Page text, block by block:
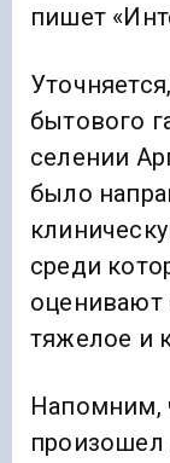
пишет
бытового
селении
было
среди
оценивают
тяжелое и
Напомним,
произошел